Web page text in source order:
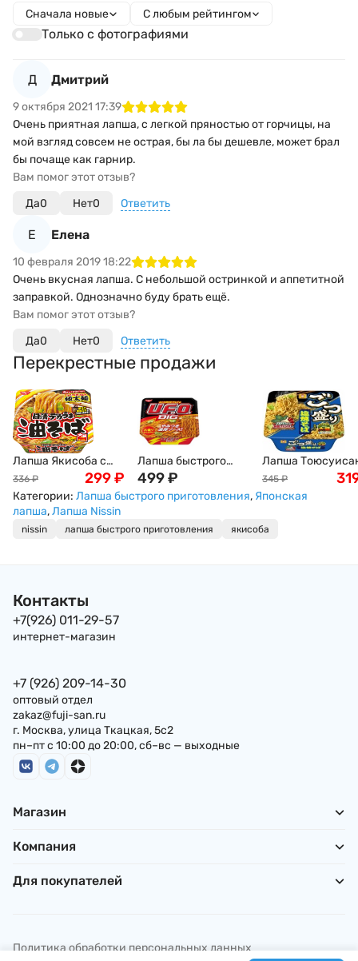
Сначала новые С любым рейтингом
Только с фотографиями
Д Дмитрий
9 октября 2021 17:39
Очень приятная лапша, с легкой пряностью от горчицы, на
мой взгляд совсем не острая, бы ла бы дешевле, может брал
бы почаще как гарнир.
Вам помог этот отзыв?
Да0 Нет0 Ответить
Е Елена
10 февраля 2019 18:22
Очень вкусная лапша. С небольшой остринкой и аппетитной
заправкой. Однозначно буду брать ещё.
Вам помог этот отзыв?
Да0 Нет0 Ответить
Перекрестные продажи
Лапша Якисоба с
вустерширским
соусом и бульоном
Даси Ниссин Nissin,
336 ₽ 299₽
Лапша быстрого
приготовления
Nissin: UFO Big
Якисоба, Япония,
499₽
Лапша
быстрого
приготовления
ии, соевый
345 ₽
Категории: Лапша быстрого приготовления, Японская
лапша,Лапша Nissin
nissin лапша быстрого приготовления якисоба
Контакты
+7(926) 011-29-57
интернет-магазин
+7 (926) 209-14-30
оптовый отдел
zakaz@fuji-san.ru
г. Москва, улица Ткацкая, 5с2
пн–пт с 10:00 до 20:00, сб–вс — выходные
Магазин
Компания
Для покупателей
Политика обработки персональных данных